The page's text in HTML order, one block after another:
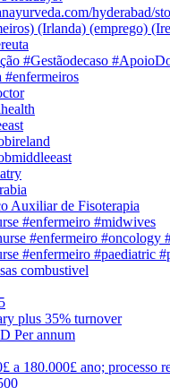
hyderabad/
(Irlanda) (emprego)
#Gestãodecaso
#enfermeiros
Auxiliar de Fisoterapia
#enfermeiro #midwives
#enfermeiro #oncology
#enfermeiro #paediatric
combustivel
plus 35% turnover
Per annum
a 180.000£ ano; processo